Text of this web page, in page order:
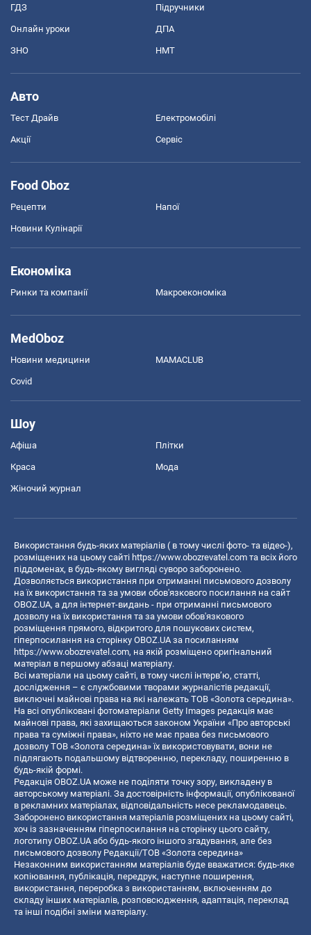
ГДЗ Підручники
Онлайн уроки ДПА
ЗНО НМТ
Авто
Тест Драйв Електромобілі
Акції Сервіс
Food Oboz
Рецепти Напої
Новини Кулінарії
Економіка
Ринки та компанії Макроекономіка
MedOboz
Новини медицини MAMACLUB
Covid
Шоу
Афіша Плітки
Краса Мода
Жіночий журнал
Використання будь-яких матеріалів ( в тому числі фото- та відео-),
розміщених на цьому сайті https://www.obozrevatel.com та всіх його
піддоменах, в будь-якому вигляді суворо заборонено.
Дозволяється використання при отриманні письмового дозволу
на їх використання та за умови обов'язкового посилання на сайт
OBOZ.UA, а для інтернет-видань - при отриманні письмового
дозволу на їх використання та за умови обов'язкового
розміщення прямого, відкритого для пошукових систем,
гіперпосилання на сторінку OBOZ.UA за посиланням
https://www.obozrevatel.com, на якій розміщено оригінальний
матеріал в першому абзаці матеріалу.
Всі матеріали на цьому сайті, в тому числі інтерв’ю, статті,
дослідження – є службовими творами журналістів редакції,
виключні майнові права на які належать ТОВ «Золота середина».
На всі опубліковані фотоматеріали Getty Images редакція має
майнові права, які захищаються законом України «Про авторські
права та суміжні права», ніхто не має права без письмового
дозволу ТОВ «Золота середина» їх використовувати, вони не
підлягають подальшому відтворенню, перекладу, поширенню в
будь-якій формі.
Редакція OBOZ.UA може не поділяти точку зору, викладену в
авторському матеріалі. За достовірність інформації, опублікованої
в рекламних матеріалах, відповідальність несе рекламодавець.
Заборонено використання матеріалів розміщених на цьому сайті,
хоч із зазначенням гіперпосилання на сторінку цього сайту,
логотипу OBOZ.UA або будь-якого іншого згадування, але без
письмового дозволу Редакції/ТОВ «Золота середина»
Незаконним використанням матеріалів буде вважатися: будь-яке
копiювання, публiкацiя, передрук, наступне поширення,
використання, переробка з використанням, включенням до
складу інших матеріалів, розповсюдження, адаптація, переклад
та інші подібні зміни матеріалу.